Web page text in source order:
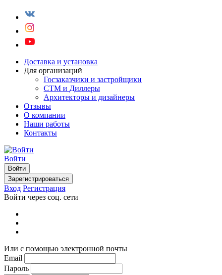
Доставка и установка
Для организаций
Госзаказчики и застройщики
СТМ и Диллеры
Архитекторы и дизайнеры
Отзывы
О компании
Наши работы
Контакты
Войти
Войти
Зарегистрироваться
Вход Регистрация
Войти через соц. сети
Или с помощью электронной почты
Email
Пароль